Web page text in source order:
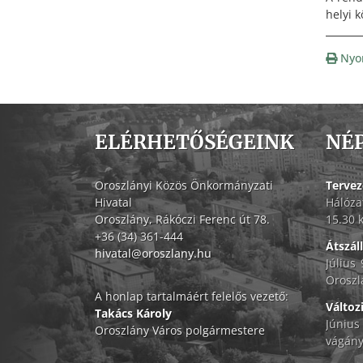
helyi
ELÉRHETŐSÉGEINK
Oroszlányi Közös Önkormányzati
Hivatal
Oroszlány, Rákóczi Ferenc út 78.
+36 (34) 361-444
hivatal@oroszlany.hu
A honlap tartalmáért felelős vezető:
Takács Károly
Oroszlány Város polgármestere
15.30
Július